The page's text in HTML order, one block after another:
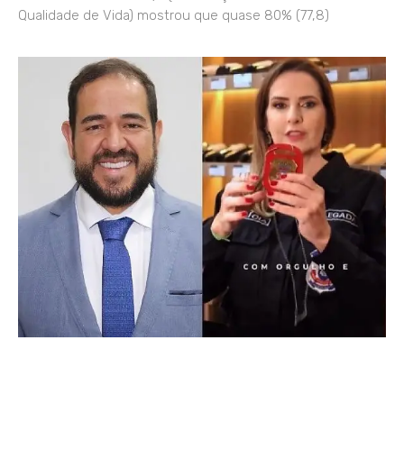
Qualidade de Vida) mostrou que quase 80% (77,8)